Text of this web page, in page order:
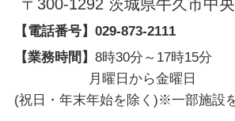
〒300-1292 茨城県牛久市中
【電話番号】 029-873-2111
【業務時間】 8時30分～17時15分
月曜日から金曜日
(祝日・年末年始を除く)※一部施設